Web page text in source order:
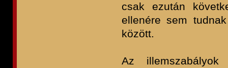
csak ezután
ellenére sem
között.
Az